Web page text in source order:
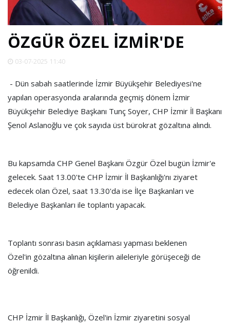
SPOR
DÜNYA
GALERİ
RESMİ
REKLAMLAR
ÖZGÜR ÖZEL İZMİR'DE
03-07-2025 11:40
- Dün sabah saatlerinde İzmir Büyükşehir Belediyesi'ne
yapılan operasyonda aralarında geçmiş dönem İzmir
Büyükşehir Belediye Başkanı Tunç Soyer, CHP İzmir İl Başkanı
Şenol Aslanoğlu ve çok sayıda üst bürokrat gözaltına alındı.
Bu kapsamda CHP Genel Başkanı Özgür Özel bugün İzmir'e
gelecek. Saat 13.00'te CHP İzmir İl Başkanlığı'nı ziyaret
edecek olan Özel, saat 13.30'da ise İlçe Başkanları ve
Belediye Başkanları ile toplantı yapacak.
Toplantı sonrası basın açıklaması yapması beklenen
Özel'in gözaltına alınan kişilerin aileleriyle görüşeceği de
öğrenildi.
CHP İzmir İl Başkanlığı, Özel'in İzmir ziyaretini sosyal